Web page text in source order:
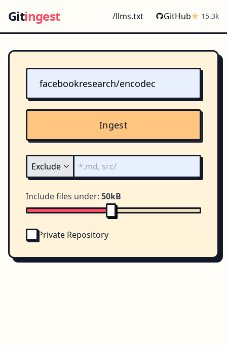
Gitingest /llms.txt GitHub 15.3k
Ingest
Include files under: 50kB
Private Repository